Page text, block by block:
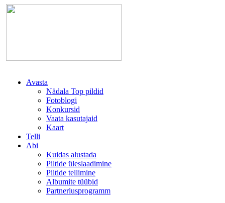
Avasta
Nädala Top pildid
Fotoblogi
Konkursid
Vaata kasutajaid
Kaart
Telli
Abi
Kuidas alustada
Piltide üleslaadimine
Piltide tellimine
Albumite tüübid
Partnerlusprogramm